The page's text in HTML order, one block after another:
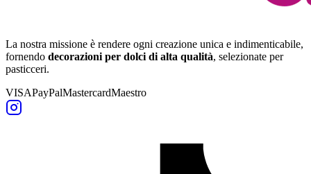
La nostra missione è rendere ogni creazione unica e indimenticabile,
fornendo decorazioni per dolci di alta qualità, selezionate per
pasticceri.
VISAPayPalMastercardMaestro